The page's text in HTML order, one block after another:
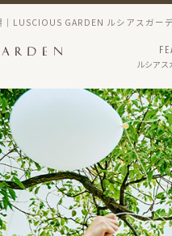
LUSCIOUS GARDEN ルシアスガー
ルシアス